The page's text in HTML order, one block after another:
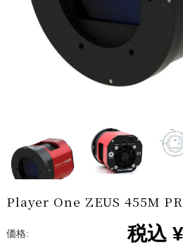
Player One ZEUS 455M
価格: 税込